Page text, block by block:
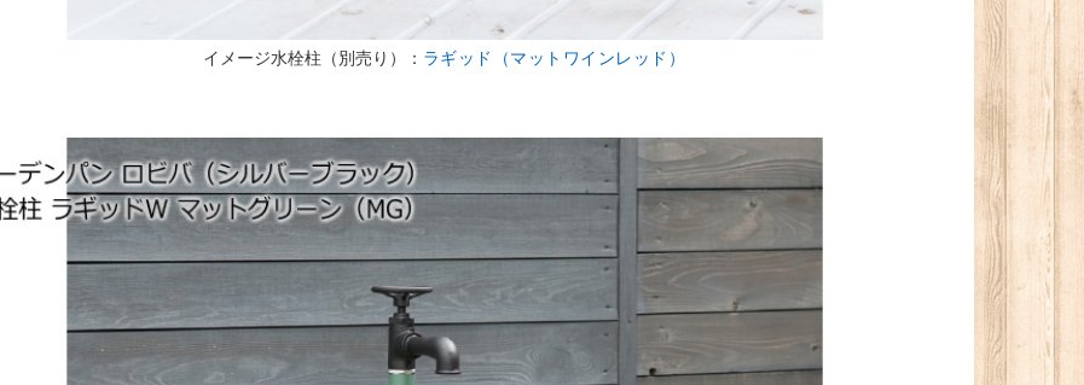
イメージ水栓柱（別売り）： ラギッド（マットワインレッド）